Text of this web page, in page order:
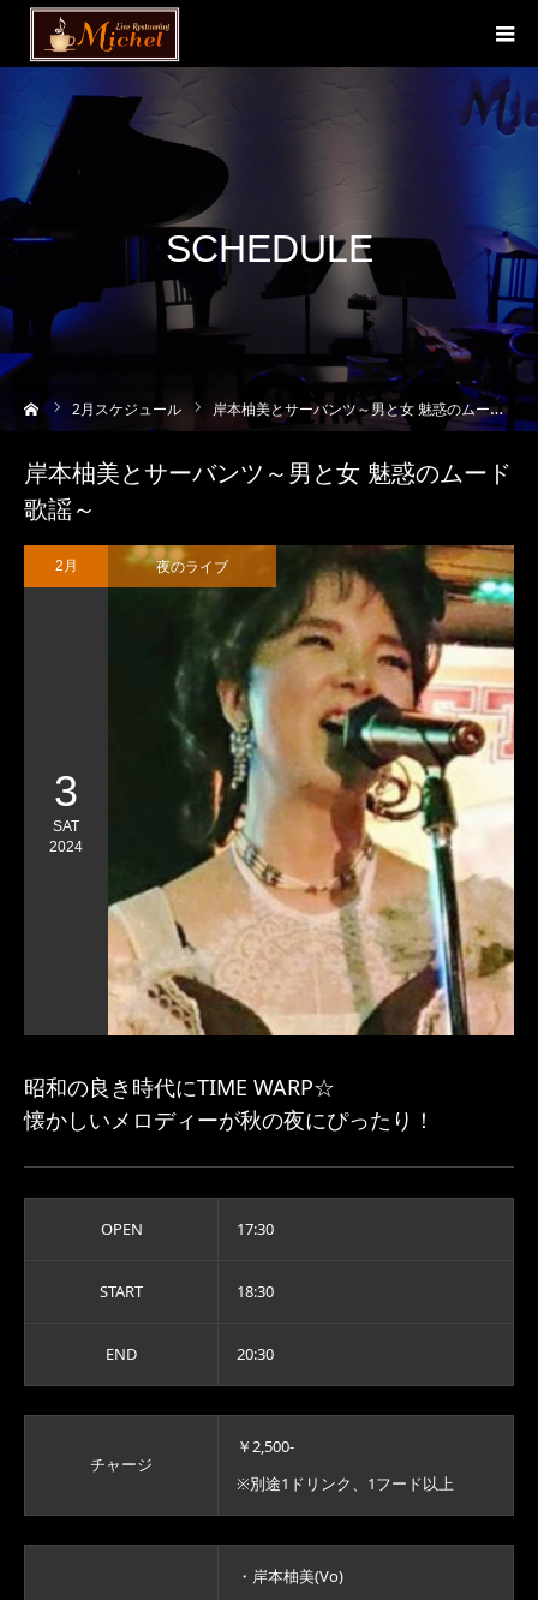
SCHEDULE
2月スケジュール 岸本柚美とサーバンツ～男と女 魅惑のムード歌謡～
岸本柚美とサーバンツ～男と女 魅惑のムード
歌謡～
2月
3
SAT
2024
夜のライブ
昭和の良き時代にTIME WARP☆
懐かしいメロディーが秋の夜にぴったり！
OPEN 17:30
START 18:30
END 20:30
チャージ
￥2,500-
※別途1ドリンク、1フード以上
・岸本柚美(Vo)